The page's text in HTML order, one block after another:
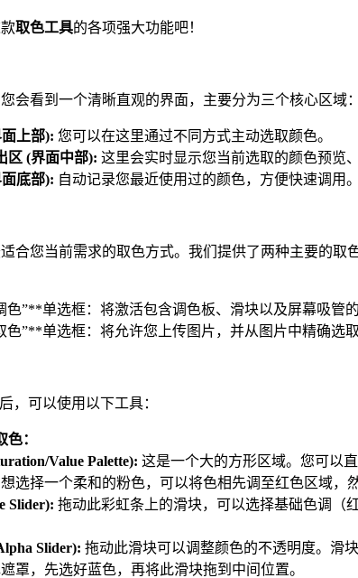
取色工具的各项强大功能吧！
会看到一个清晰直观的界面，主要分为三个核心区域：
上部): 您可以在这里通过不同方式主动选取颜色。
区 (界面中部): 这里会实时显示您当前选取的颜色预览
底部): 自动记录您最近使用过的颜色，方便快速调用。
合您当前需求的取色方式。我们提供了两种主要的取
色”**单选框：将激活包含调色板、滑块以及屏幕吸管的
色”**单选框：将允许您上传图片，并从图片中精确选取
，可以使用以下工具：
：
Value Palette): 这是一个大的方形区域。您可以
选择一个柔和的粉色，可以将色相先调至红色区域，
Slider): 拖动此彩虹条上的滑块，可以选择基础色调（
Slider): 拖动此滑块可以调整颜色的不透明度。滑
罩，先选好蓝色，再将此滑块拖到中间位置。